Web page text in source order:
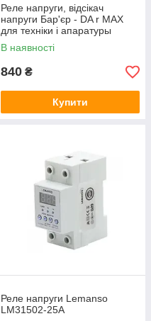
Реле напруги, відсікач
напруги Бар'єр - DA r MAX
для техніки і апаратуры
В наявності
840 ₴
Купити
Реле напруги Lemanso
LM31502-25A